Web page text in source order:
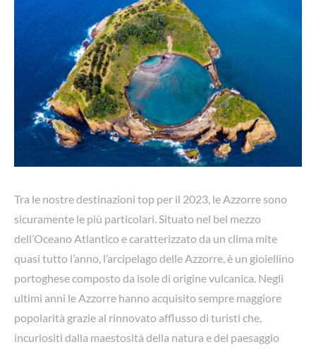
Tra le nostre destinazioni top per il 2023, le Azzorre sono
sicuramente le più particolari. Situato nel bel mezzo
dell’Oceano Atlantico e caratterizzato da un clima mite
quasi tutto l’anno, l’arcipelago delle Azzorre, è un gioiellino
portoghese composto da isole di origine vulcanica. Negli
ultimi anni le Azzorre hanno acquisito sempre maggiore
popolarità grazie al rinnovato afflusso di turisti che,
incuriositi dalla maestosità della natura e del paesaggio